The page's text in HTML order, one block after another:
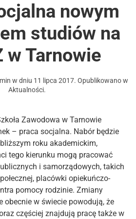
nowym
studiów na
w Tarnowie
w dniu 11 lipca 2017. Opublikowano w
Aktualności.
Zawodowa w Tarnowie
– praca socjalna. Nabór będzie
roku akademickim,
tego kierunku mogą pracować
i samorządowych, takich
placówki opiekuńczo-
pomocy rodzinie. Zmiany
obecnie w świecie powodują, że
częściej znajdują pracę także w